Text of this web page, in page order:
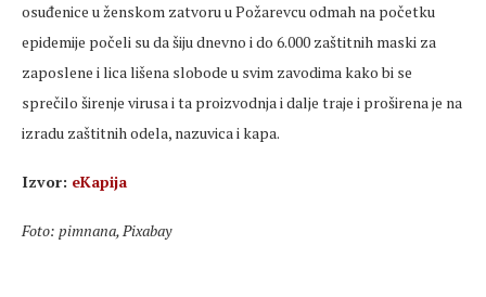
osuđenice u ženskom zatvoru u Požarevcu odmah na početku
epidemije počeli su da šiju dnevno i do 6.000 zaštitnih maski za
zaposlene i lica lišena slobode u svim zavodima kako bi se
sprečilo širenje virusa i ta proizvodnja i dalje traje i proširena je na
izradu zaštitnih odela, nazuvica i kapa.
Izvor: eKapija
Foto: pimnana, Pixabay